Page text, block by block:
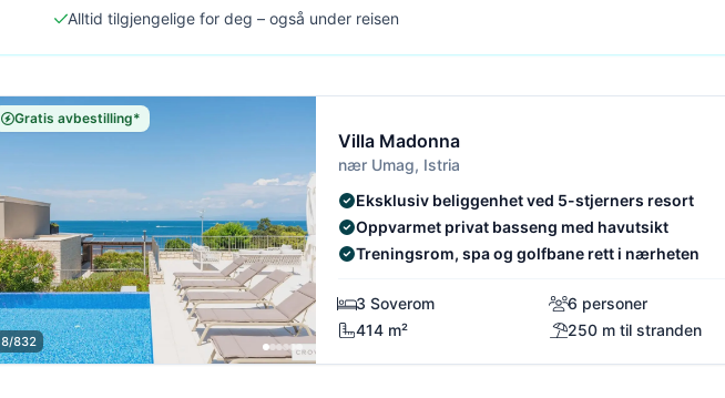
Alltid tilgjengelige for deg – også under reisen
Gratis avbestilling*
8/832
Villa Madonna
nær Umag, Istria
Eksklusiv beliggenhet ved 5-stjerners resort
Oppvarmet privat basseng med havutsikt
Treningsrom, spa og golfbane rett i nærheten
3 Soverom
6 personer
414 m²
250 m til stranden